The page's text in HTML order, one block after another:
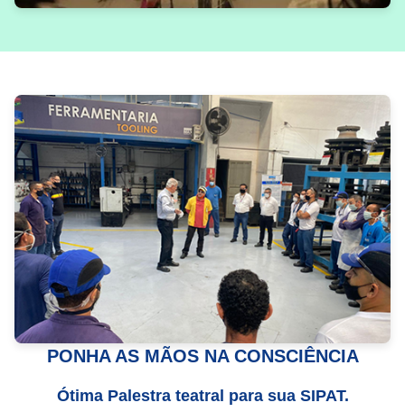
PONHA AS MÃOS NA CONSCIÊNCIA
Ótima Palestra teatral para sua SIPAT.